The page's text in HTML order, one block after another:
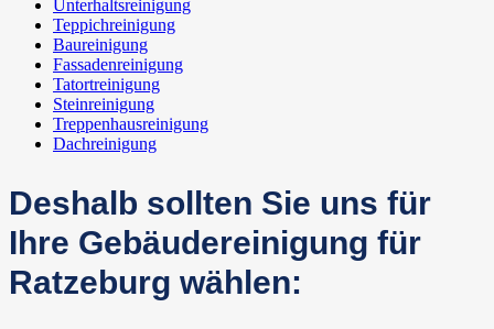
Unterhaltsreinigung
Teppichreinigung
Baureinigung
Fassadenreinigung
Tatortreinigung
Steinreinigung
Treppenhausreinigung
Dachreinigung
Deshalb sollten Sie uns für
Ihre Gebäudereinigung für
Ratzeburg wählen: